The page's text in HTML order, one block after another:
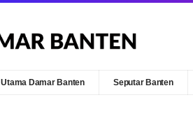
Utama Damar Banten Seputar Banten